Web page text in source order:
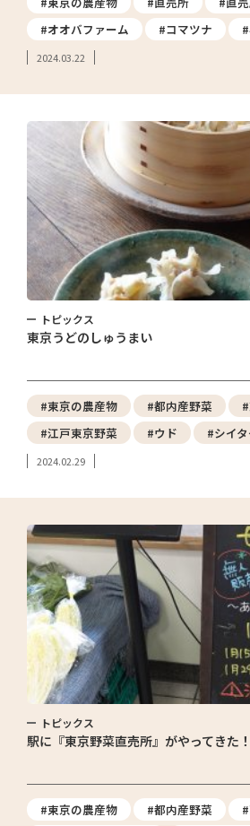
#オオバファーム
#コマツナ
2024.03.22
トピックス
東京うどのしゅうまい
#東京の農産物 #都内産野菜
#江戸東京野菜
#ウド #シイ
2024.02.29
トピックス
駅に『東京野菜直売所』がやってきた！
#東京の農産物 #都内産野菜